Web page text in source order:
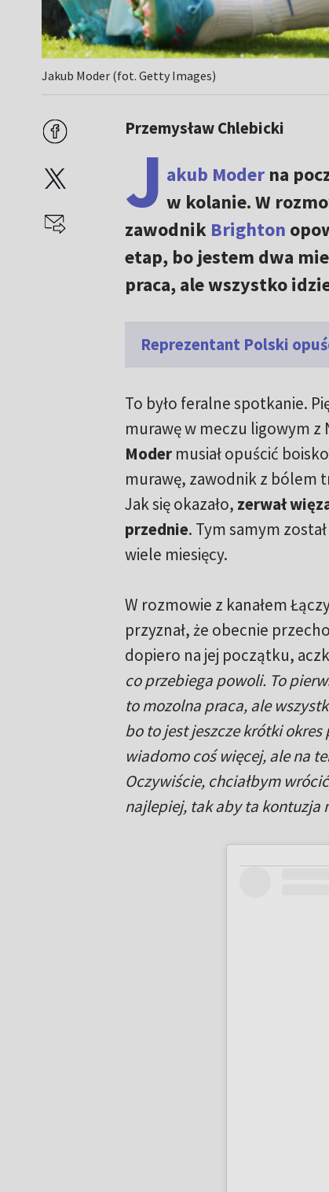
Jakub Moder (fot. Getty Images)
Przemysław Chlebicki
J akub Moderna
w kolanie. W
zawodnik Brighton
etap, bo jestem dwa
praca, ale wszystko
Reprezentant Polski
To było feralne spotkanie.
murawę w meczu ligowym z
Modermusiał opuścić
murawę, zawodnik z bólem
Jak się okazało, zerwał
przednie. Tym samym
wiele miesięcy.
W rozmowie z kanałem
przyznał, że obecnie
dopiero na jej początku,
co przebiega powoli. To
to mozolna praca, ale
bo to jest jeszcze krótki
wiadomo coś więcej, ale na
Oczywiście, chciałbym
najlepiej, tak aby ta kontuzja